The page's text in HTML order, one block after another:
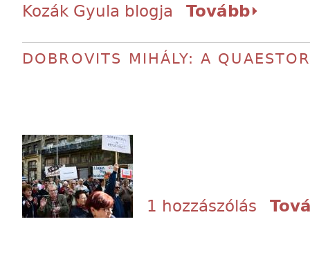
Kozák Gyula blogja
Tovább
DOBROVITS MIHÁLY: A
1 hozzászólás